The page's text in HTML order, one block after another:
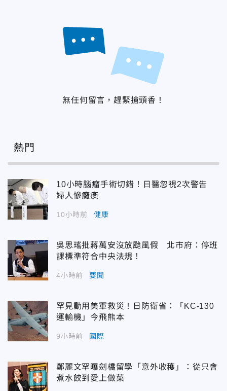
無任何留言，趕緊搶頭香！
熱門
10小時腦瘤手術切錯！日醫忽視2次警告
婦人慘癱瘓
10小時前 健康
吳思瑤批蔣萬安沒放颱風假 北市府：停班
課標準符合中央法規！
4小時前 要聞
罕見動用美軍救災！日防衛省：「KC-130
運輸機」今飛熊本
9小時前 國際
鄭麗文罕曝劍橋留學「意外收穫」：從只會
煮水餃到愛上做菜